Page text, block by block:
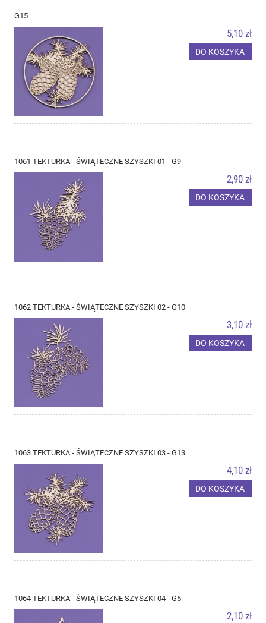
G15
5,10 zł
DO KOSZYKA
1061 TEKTURKA - ŚWIĄTECZNE SZYSZKI 01 - G9
2,90 zł
DO KOSZYKA
1062 TEKTURKA - ŚWIĄTECZNE SZYSZKI 02 - G10
3,10 zł
DO KOSZYKA
1063 TEKTURKA - ŚWIĄTECZNE SZYSZKI 03 - G13
4,10 zł
DO KOSZYKA
1064 TEKTURKA - ŚWIĄTECZNE SZYSZKI 04 - G5
2,10 zł